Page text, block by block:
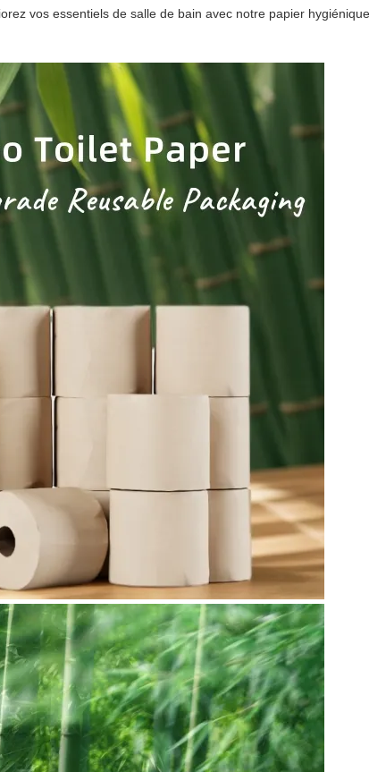
vos essentiels de salle de bain avec notre papier